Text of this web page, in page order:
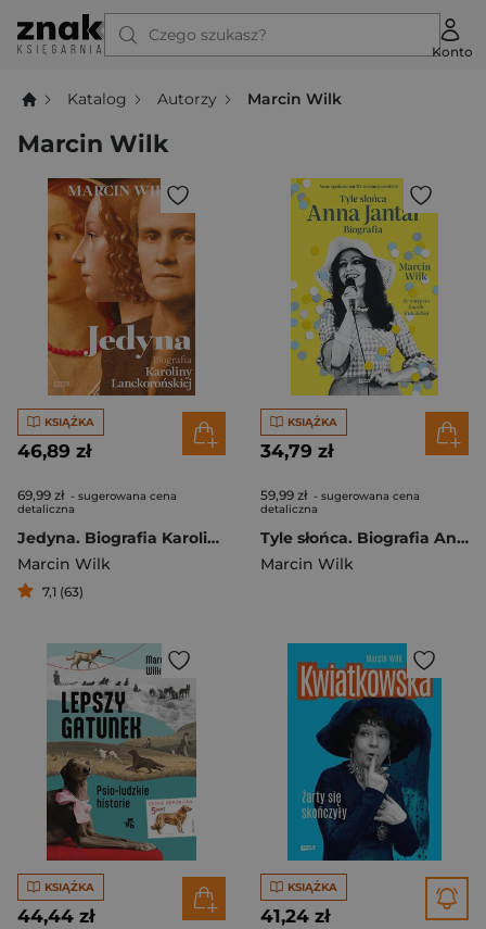
Czego szukasz?
Konto
Katalog Autorzy Marcin Wilk
Marcin Wilk
KSIĄŻKA
46,89 zł
69,99 zł - sugerowana cena
detaliczna
Jedyna. Biografia Karoliny Lanckorońskiej
Marcin Wilk
7,1 (63)
KSIĄŻKA
34,79 zł
59,99 zł - sugerowana cena
detaliczna
Tyle słońca. Biografia Anny Jantar (2025)
Marcin Wilk
KSIĄŻKA
44,44 zł
KSIĄŻKA
41,24 zł